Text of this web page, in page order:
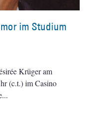
im Studium
Krüger am
(c.t.) im Casino